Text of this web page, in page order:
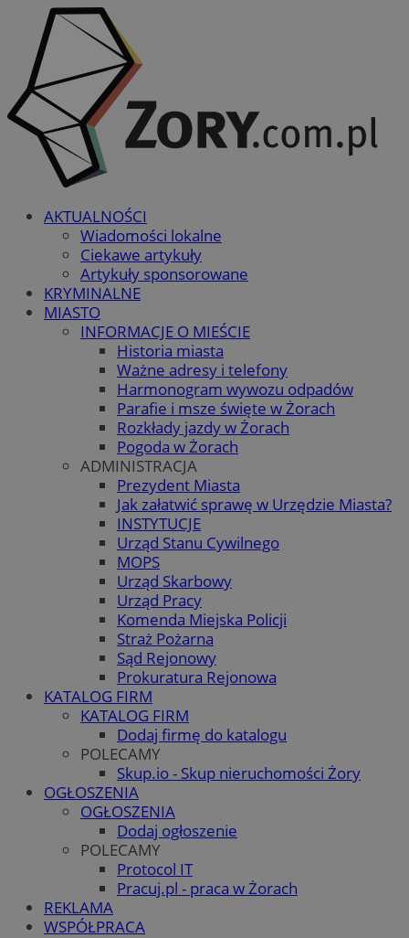
AKTUALNOŚCI
Wiadomości lokalne
Ciekawe artykuły
Artykuły sponsorowane
KRYMINALNE
MIASTO
INFORMACJE O MIEŚCIE
Historia miasta
Ważne adresy i telefony
Harmonogram wywozu odpadów
Parafie i msze święte w Żorach
Rozkłady jazdy w Żorach
Pogoda w Żorach
ADMINISTRACJA
Prezydent Miasta
Jak załatwić sprawę w Urzędzie Miasta?
INSTYTUCJE
Urząd Stanu Cywilnego
MOPS
Urząd Skarbowy
Urząd Pracy
Komenda Miejska Policji
Straż Pożarna
Sąd Rejonowy
Prokuratura Rejonowa
KATALOG FIRM
KATALOG FIRM
Dodaj firmę do katalogu
POLECAMY
Skup.io - Skup nieruchomości Żory
OGŁOSZENIA
OGŁOSZENIA
Dodaj ogłoszenie
POLECAMY
Protocol IT
Pracuj.pl - praca w Żorach
REKLAMA
WSPÓŁPRACA